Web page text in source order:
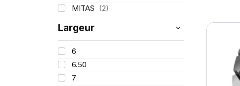
MITAS (2)
Largeur
6
6.50
7